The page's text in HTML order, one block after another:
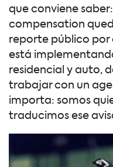
que conviene
compensation
reporte público por
está
residencial y auto,
trabajar con un
importa: somos
traducimos ese